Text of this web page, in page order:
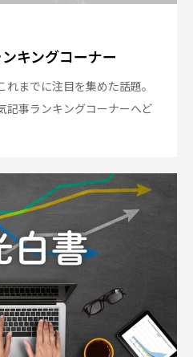
キングコーナー
までに注目を集めた話題。
記事ランキングコーナーへど